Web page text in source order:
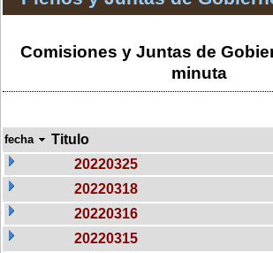
Comisiones y Juntas de
minuta
fecha Titulo
20220325
20220318
20220316
20220315